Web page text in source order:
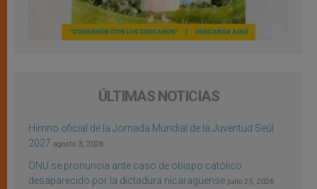
ÚLTIMAS NOTICIAS
Himno oficial de la Jornada Mundial de la Juventud Seúl
2027 agosto 3, 2026
ONU se pronuncia ante caso de obispo católico
desaparecido por la dictadura nicaragüense julio 25, 2026